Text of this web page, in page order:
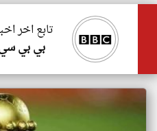
تابع اخر
بي بي